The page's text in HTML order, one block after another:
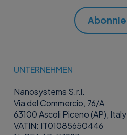
UNTERNEHMEN
Nanosystems S.r.l.
Via del Commercio, 76/A
63100 Ascoli Piceno (AP), Italy
VATIN: IT01085650446